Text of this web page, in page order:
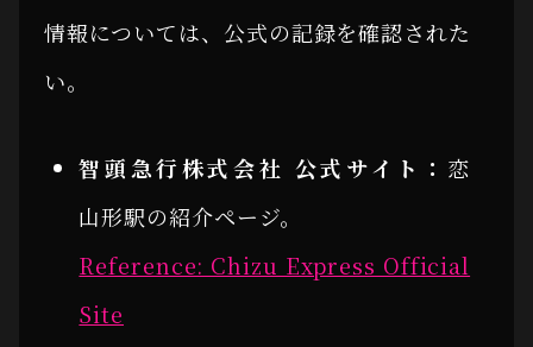
情報については、公式の記録を確認された
い。
智頭急行株式会社 公式サイト： 恋
山形駅の紹介ページ。
Reference: Chizu Express Official
Site